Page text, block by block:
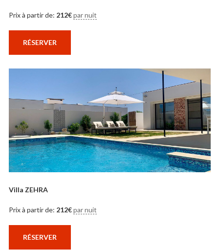
Prix à partir de: 212€ par nuit
RÉSERVER
Villa ZEHRA
Prix à partir de: 212€ par nuit
RÉSERVER